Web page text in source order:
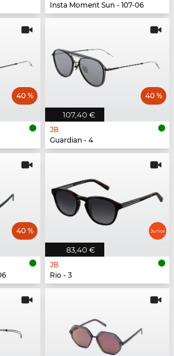
Insta Moment Sun - 107-06
40 %
107,40 €
40 %
JB
Guardian - 4
40 %
83,40 €
JB
Rio - 3